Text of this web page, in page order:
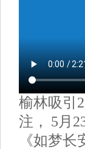
榆林吸引
注， 5月
《如梦